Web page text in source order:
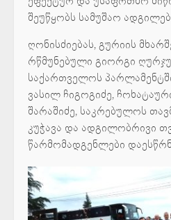
შეუწყობს სამუშაო
ღონისძიებას, გურიის
რწმუნებული გიორგი
საქართველოს
ვასილ ჩიგოგიძე,
შარაშიძე, საკრებულოს
კუჭავა და ადგილობრივი
წარმომადგენლები